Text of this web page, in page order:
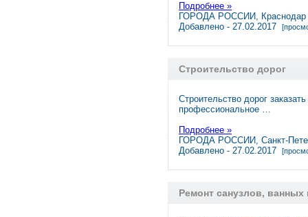
Подробнее »
ГОРОДА РОССИИ, Краснодар
Добавлено - 27.02.2017
Строительство дорог
Строительство дорог
профессиональное …
Подробнее »
ГОРОДА РОССИИ, Санкт-
Добавлено - 27.02.2017
Ремонт санузлов,